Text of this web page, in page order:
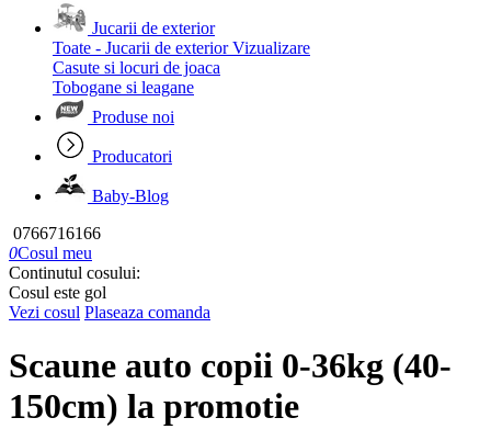
Jucarii de exterior
Toate - Jucarii de exterior Vizualizare
Casute si locuri de joaca
Tobogane si leagane
Produse noi
Producatori
Baby-Blog
0766716166
0Cosul meu
Continutul cosului:
Cosul este gol
Vezi cosul Plaseaza comanda
Scaune auto copii 0-36kg (40-
150cm) la promotie